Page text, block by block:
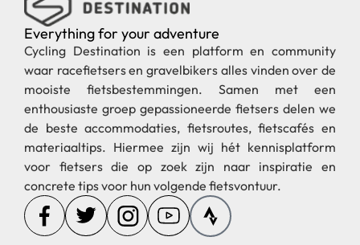
Everything for your adventure
Cycling Destination is een platform en community
waar racefietsers en gravelbikers alles vinden over de
mooiste fietsbestemmingen. Samen met een
enthousiaste groep gepassioneerde fietsers delen we
de beste accommodaties, fietsroutes, fietscafés en
materiaaltips. Hiermee zijn wij hét kennisplatform
voor fietsers die op zoek zijn naar inspiratie en
concrete tips voor hun volgende fietsvontuur.